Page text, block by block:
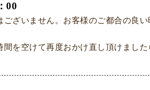
00
ざいません。お客様のご都合の良い
を空けて再度おかけ直し頂けました